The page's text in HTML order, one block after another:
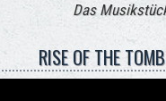
Das
RISE OF THE